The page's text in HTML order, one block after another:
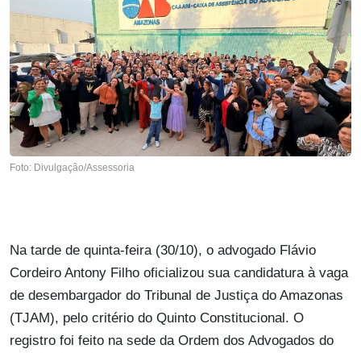
Foto: Divulgação/Assessoria
Na tarde de quinta-feira (30/10), o advogado Flávio
Cordeiro Antony Filho oficializou sua candidatura à vaga
de desembargador do Tribunal de Justiça do Amazonas
(TJAM), pelo critério do Quinto Constitucional. O
registro foi feito na sede da Ordem dos Advogados do